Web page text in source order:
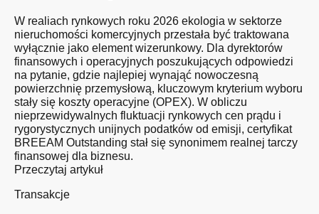
W realiach rynkowych roku 2026 ekologia w sektorze
nieruchomości komercyjnych przestała być traktowana
wyłącznie jako element wizerunkowy. Dla dyrektorów
finansowych i operacyjnych poszukujących odpowiedzi
na pytanie, gdzie najlepiej wynająć nowoczesną
powierzchnię przemysłową, kluczowym kryterium wyboru
stały się koszty operacyjne (OPEX). W obliczu
nieprzewidywalnych fluktuacji rynkowych cen prądu i
rygorystycznych unijnych podatków od emisji, certyfikat
BREEAM Outstanding stał się synonimem realnej tarczy
finansowej dla biznesu.
Przeczytaj artykuł
Transakcje